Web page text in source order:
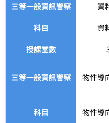
三等一般資訊警察 資
科目 資
授課堂數
三等一般資訊警察 物件導
科目 物件導